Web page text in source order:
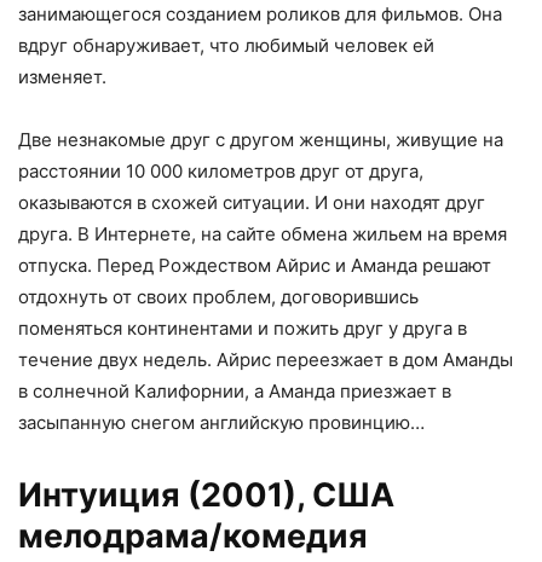
занимающегося созданием роликов для фильмов. Она
вдруг обнаруживает, что любимый человек ей
изменяет.
Две незнакомые друг с другом женщины, живущие на
расстоянии 10 000 километров друг от друга,
оказываются в схожей ситуации. И они находят друг
друга. В Интернете, на сайте обмена жильем на время
отпуска. Перед Рождеством Айрис и Аманда решают
отдохнуть от своих проблем, договорившись
поменяться континентами и пожить друг у друга в
течение двух недель. Айрис переезжает в дом Аманды
в солнечной Калифорнии, а Аманда приезжает в
засыпанную снегом английскую провинцию…
Интуиция (2001), США
мелодрама/комедия